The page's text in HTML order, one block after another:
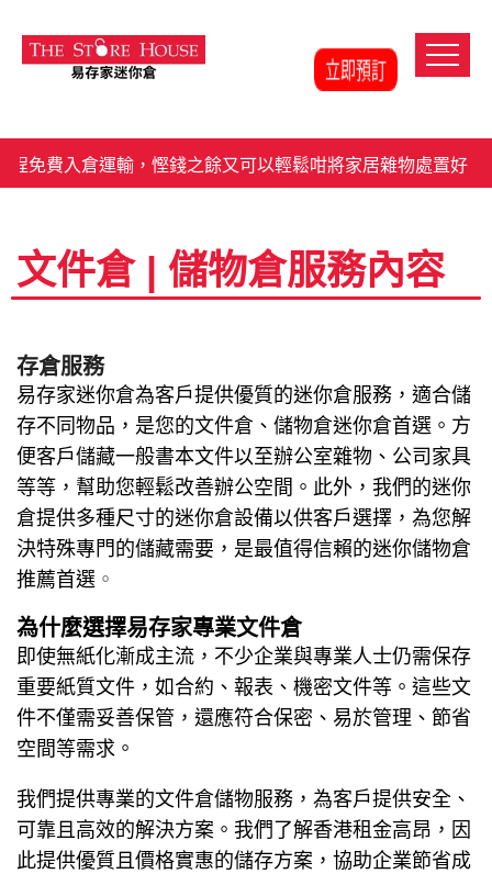
費入倉運輸，慳錢之餘又可以輕鬆咁將家居雜物處置好
文件倉 | 儲物倉服務內容
存倉服務
易存家迷你倉為客戶提供優質的迷你倉服務，適合儲
存不同物品，是您的文件倉、儲物倉迷你倉首選。方
便客戶儲藏一般書本文件以至辦公室雜物、公司家具
等等，幫助您輕鬆改善辦公空間。此外，我們的迷你
倉提供多種尺寸的迷你倉設備以供客戶選擇，為您解
決特殊專門的儲藏需要，是最值得信賴的迷你儲物倉
推薦首選 。
為什麼選擇易存家專業文件倉
即使無紙化漸成主流，不少企業與專業人士仍需保存
重要紙質文件，如合約、報表、機密文件等。這些文
件不僅需妥善保管，還應符合保密、易於管理、節省
空間等需求。
我們提供專業的文件倉儲物服務，為客戶提供安全、
可靠且高效的解決方案。我們了解香港租金高昂，因
此提供優質且價格實惠的儲存方案，協助企業節省成